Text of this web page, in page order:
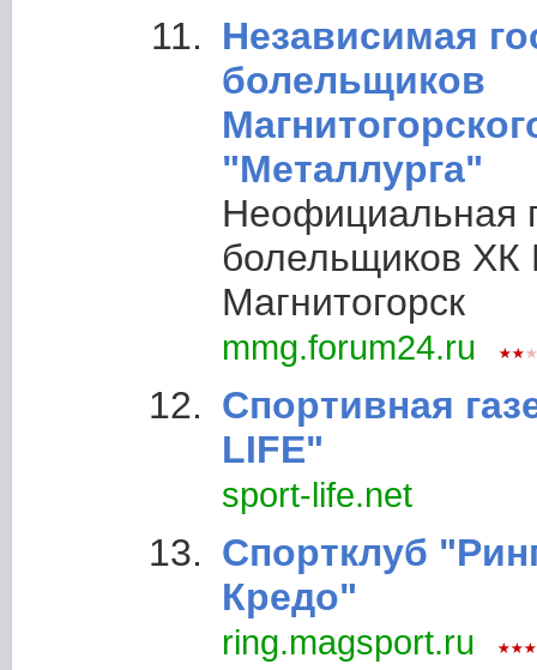
Независимая
болельщиков
"Металлурга"
Неофициальная
болельщиков ХК
Магнитогорск
mmg.forum24.ru
Спортивная
LIFE"
sport-life.net
Спортклуб
Кредо"
ring.magsport.ru